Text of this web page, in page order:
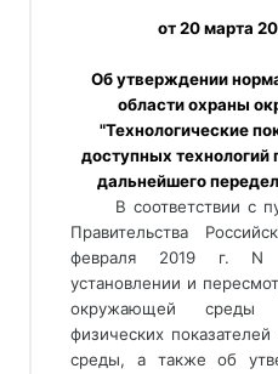
от 20 марта
области охраны
"Технологические
доступных технологий
дальнейшего
В соответствии с
Правительства
февраля 2019 г. N
установлении и
окружающей
физических
среды, а также об